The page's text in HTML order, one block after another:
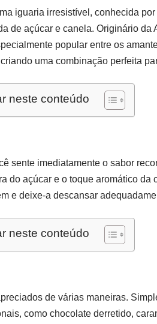
iguaria irresistível, conhecida
de açúcar e canela. Originário
popular entre os
uma combinação perfeita
neste conteúdo
sente imediatamente o sabor
do açúcar e o toque aromático da
e deixe-a descansar
neste conteúdo
de várias maneiras.
como chocolate derretido,